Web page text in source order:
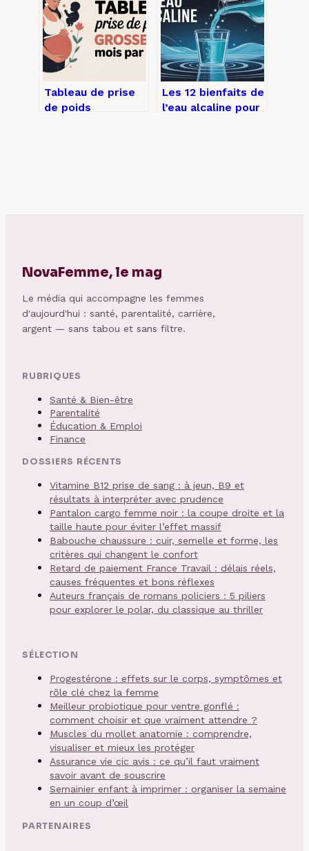
femme
risque ?
Tableau de prise
de poids
Les 12 bienfaits de
l’eau alcaline pour
NovaFemme, le mag
Le média qui accompagne les femmes
d'aujourd'hui : santé, parentalité, carrière,
argent — sans tabou et sans filtre.
RUBRIQUES
Santé & Bien-être
Parentalité
Éducation & Emploi
Finance
DOSSIERS RÉCENTS
Vitamine B12 prise de sang : à jeun, B9 et
résultats à interpréter avec prudence
Pantalon cargo femme noir : la coupe droite et la
taille haute pour éviter l’effet massif
Babouche chaussure : cuir, semelle et forme, les
critères qui changent le confort
Retard de paiement France Travail : délais réels,
causes fréquentes et bons réflexes
Auteurs français de romans policiers : 5 piliers
pour explorer le polar, du classique au thriller
SÉLECTION
Progestérone : effets sur le corps, symptômes et
rôle clé chez la femme
Meilleur probiotique pour ventre gonflé :
comment choisir et que vraiment attendre ?
Muscles du mollet anatomie : comprendre,
visualiser et mieux les protéger
Assurance vie cic avis : ce qu’il faut vraiment
savoir avant de souscrire
Semainier enfant à imprimer : organiser la semaine
en un coup d’œil
PARTENAIRES